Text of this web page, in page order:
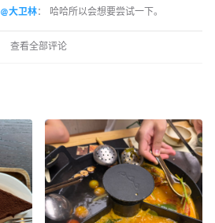
@大卫林： 哈哈所以会想要尝试一下。
查看全部评论